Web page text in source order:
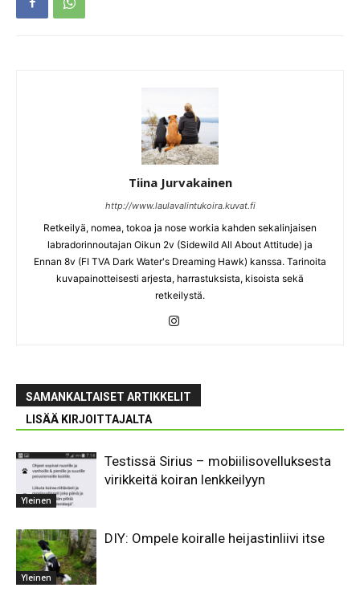
Tiina Jurvakainen
http://www.laulavalintukoira.kuvat.fi
Retkeilyä, nomea, tokoa ja nose workia kahden sekalinjaisen
labradorinnoutajan Oikun 2v (Sidewild All About Attitude) ja
Ennan 8v (FI TVA Dark Water's Dreaming Hawk) kanssa. Tarinoita
kuvapainotteisesti arjesta, harrastuksista, kisoista sekä
retkeilystä.
SAMANKALTAISET ARTIKKELIT
LISÄÄ KIRJOITTAJALTA
Yleinen
Testissä Sirius – mobiilisovelluksesta
virikkeitä koiran lenkkeilyyn
Yleinen
DIY: Ompele koiralle heijastinliivi itse